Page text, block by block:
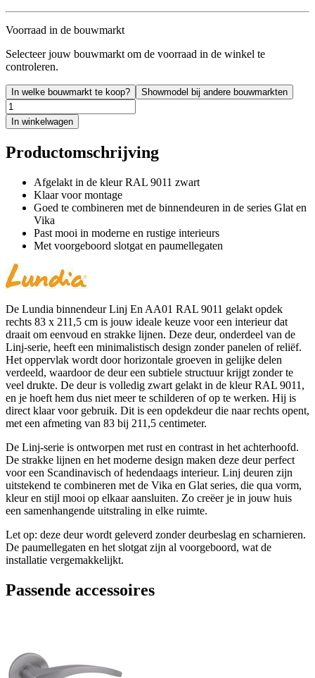
Voorraad in de bouwmarkt
Selecteer jouw bouwmarkt om de voorraad in de winkel te
controleren.
In welke bouwmarkt te koop? Showmodel bij andere bouwmarkten
In winkelwagen
Productomschrijving
Afgelakt in de kleur RAL 9011 zwart
Klaar voor montage
Goed te combineren met de binnendeuren in de series Glat en
Vika
Past mooi in moderne en rustige interieurs
Met voorgeboord slotgat en paumellegaten
De Lundia binnendeur Linj En AA01 RAL 9011 gelakt opdek
rechts 83 x 211,5 cm is jouw ideale keuze voor een interieur dat
draait om eenvoud en strakke lijnen. Deze deur, onderdeel van de
Linj-serie, heeft een minimalistisch design zonder panelen of reliëf.
Het oppervlak wordt door horizontale groeven in gelijke delen
verdeeld, waardoor de deur een subtiele structuur krijgt zonder te
veel drukte. De deur is volledig zwart gelakt in de kleur RAL 9011,
en je hoeft hem dus niet meer te schilderen of op te werken. Hij is
direct klaar voor gebruik. Dit is een opdekdeur die naar rechts opent,
met een afmeting van 83 bij 211,5 centimeter.
De Linj-serie is ontworpen met rust en contrast in het achterhoofd.
De strakke lijnen en het moderne design maken deze deur perfect
voor een Scandinavisch of hedendaags interieur. Linj deuren zijn
uitstekend te combineren met de Vika en Glat series, die qua vorm,
kleur en stijl mooi op elkaar aansluiten. Zo creëer je in jouw huis
een samenhangende uitstraling in elke ruimte.
Let op: deze deur wordt geleverd zonder deurbeslag en scharnieren.
De paumellegaten en het slotgat zijn al voorgeboord, wat de
installatie vergemakkelijkt.
Passende accessoires